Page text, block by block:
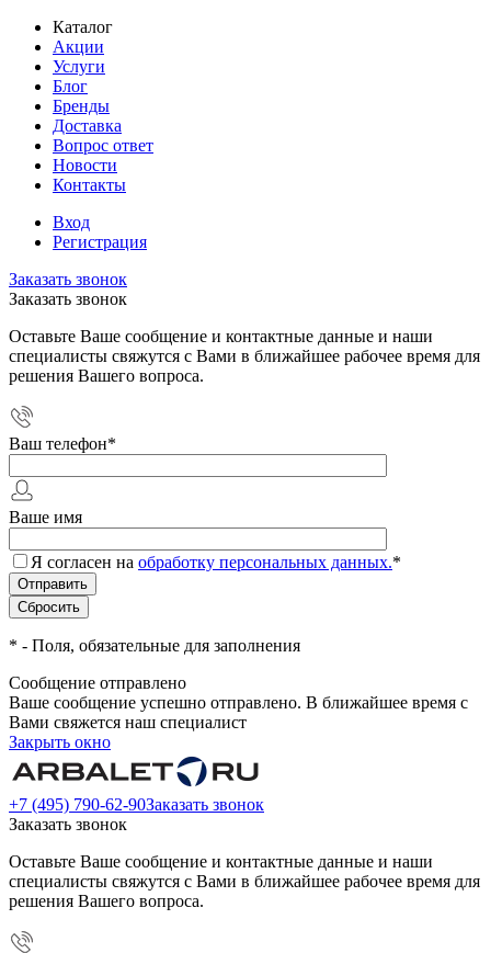
Каталог
Акции
Услуги
Блог
Бренды
Доставка
Вопрос ответ
Новости
Контакты
Вход
Регистрация
Заказать звонок
Заказать звонок
Оставьте Ваше сообщение и контактные данные и наши
специалисты свяжутся с Вами в ближайшее рабочее время для
решения Вашего вопроса.
Ваш телефон*
Ваше имя
Я согласен на обработку персональных данных.*
* - Поля, обязательные для заполнения
Сообщение отправлено
Ваше сообщение успешно отправлено. В ближайшее время с
Вами свяжется наш специалист
Закрыть окно
+7 (495) 790-62-90Заказать звонок
Заказать звонок
Оставьте Ваше сообщение и контактные данные и наши
специалисты свяжутся с Вами в ближайшее рабочее время для
решения Вашего вопроса.